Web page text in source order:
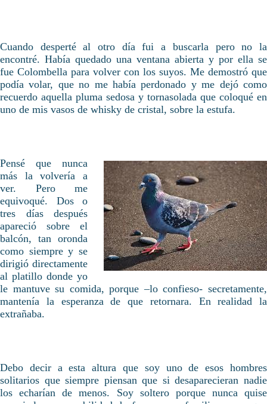
Cuando desperté al otro día fui a buscarla pero no la
encontré. Había quedado una ventana abierta y por ella se
fue Colombella para volver con los suyos. Me demostró que
podía volar, que no me había perdonado y me dejó como
recuerdo aquella pluma sedosa y tornasolada que coloqué en
uno de mis vasos de whisky de cristal, sobre la estufa.
Pensé que nunca
más la volvería a
ver. Pero me
equivoqué. Dos o
tres días después
apareció sobre el
balcón, tan oronda
como siempre y se
dirigió directamente
al platillo donde yo
le mantuve su comida, porque –lo confieso- secretamente,
mantenía la esperanza de que retornara. En realidad la
extrañaba.
Debo decir a esta altura que soy uno de esos hombres
solitarios que siempre piensan que si desaparecieran nadie
los echarían de menos. Soy soltero porque nunca quise